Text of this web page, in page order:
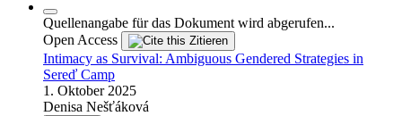
Quellenangabe für das Dokument wird abgerufen...
Open Access
Zitieren
Intimacy as Survival: Ambiguous Gendered Strategies in
Sereď Camp
1. Oktober 2025
Denisa Nešťáková